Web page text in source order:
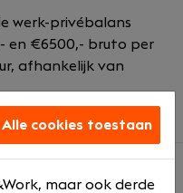
werk-privébalans
en €6500,- bruto per
afhankelijk van
Alle cookies toestaan
maar ook derde